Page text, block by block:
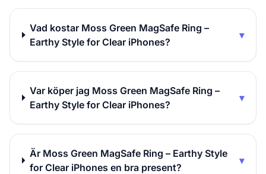
Vad kostar Moss Green MagSafe Ring –
Earthy Style for Clear iPhones?
▾
Var köper jag Moss Green MagSafe Ring –
Earthy Style for Clear iPhones?
▾
Är Moss Green MagSafe Ring – Earthy Style
for Clear iPhones en bra present?
▾